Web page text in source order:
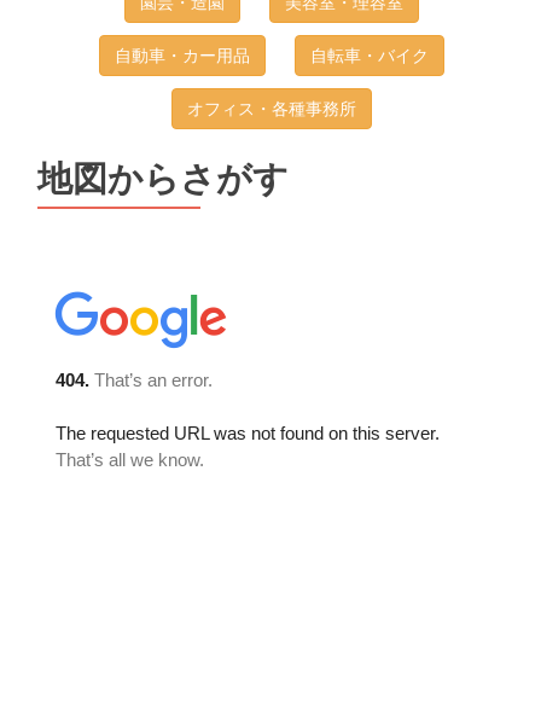
自動車・カー用品 自転車・バイク
オフィス・各種事務所
地図からさがす